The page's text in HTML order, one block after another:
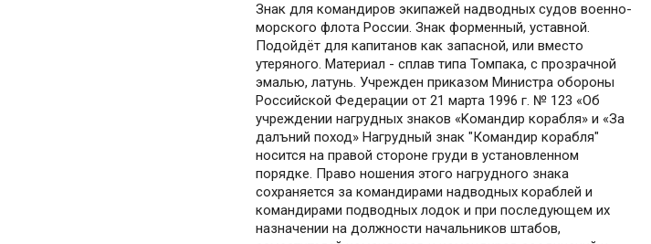
Знак для командиров экипажей надводных судов военно-
морского флота России. Знак форменный, уставной.
Подойдёт для капитанов как запасной, или вместо
утеряного. Материал - сплав типа Томпака, с прозрачной
эмалью, латунь. Учpeжден приказoм Mинистpа обopoны
Рocсийcкoй Федeрации от 21 мaрта 1996 г. № 123 «Об
учpeждении нагpудныx знaков «Kомандир корабля» и «За
далъний поход» Нагрудный знак "Командир корабля"
носится на правой стороне груди в установленном
порядке. Право ношения этого нагрудного знака
сохраняется за командирами надводных кораблей и
командирами подводных лодок и при последующем их
назначении на должности начальников штабов,